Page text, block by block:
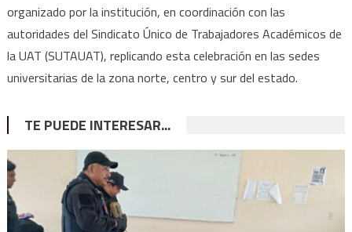
organizado por la institución, en coordinación con las
autoridades del Sindicato Único de Trabajadores Académicos de
la UAT (SUTAUAT), replicando esta celebración en las sedes
universitarias de la zona norte, centro y sur del estado.
TE PUEDE INTERESAR...